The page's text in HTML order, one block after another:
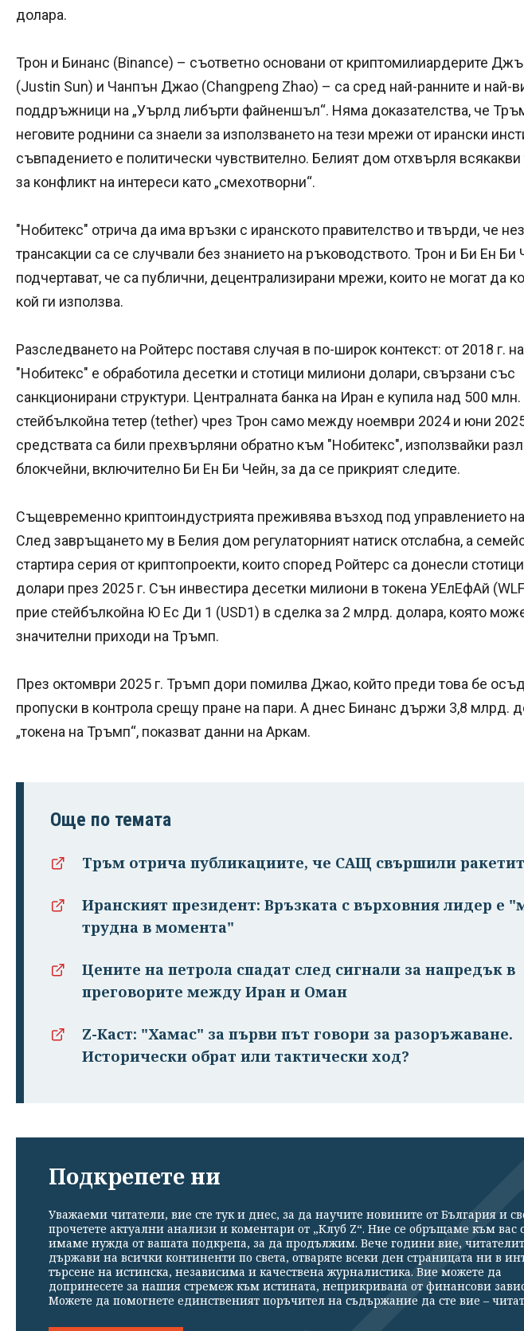
долара.
Трон и Бинанс (Binance) – съответно основани от криптомилиардерите
(Justin Sun) и Чанпън Джао (Changpeng Zhao) – са сред най-ранните и най-
поддръжници на „Уърлд либърти файненшъл“. Няма доказателства, че
неговите роднини са знаели за използването на тези мрежи от ирански
съвпадението е политически чувствително. Белият дом отхвърля
за конфликт на интереси като „смехотворни“.
"Нобитекс" отрича да има връзки с иранското правителство и твърди, че
трансакции са се случвали без знанието на ръководството. Трон и Би Ен Би
подчертават, че са публични, децентрализирани мрежи, които не могат да
кой ги използва.
Разследването на Ройтерс поставя случая в по-широк контекст: от 2018 г.
"Нобитекс" е обработила десетки и стотици милиони долари, свързани със
санкционирани структури. Централната банка на Иран е купила над 500
стейбълкойна тетер (tether) чрез Трон само между ноември 2024 и юни 2025
средствата са били прехвърляни обратно към "Нобитекс", използвайки
блокчейни, включително Би Ен Би Чейн, за да се прикрият следите.
Същевременно криптоиндустрията преживява възход под управлението
След завръщането му в Белия дом регулаторният натиск отслабна, а
стартира серия от криптопроекти, които според Ройтерс са донесли
долари през 2025 г. Сън инвестира десетки милиони в токена УЕлЕфАй
прие стейбълкойна Ю Ес Ди 1 (USD1) в сделка за 2 млрд. долара, която
значителни приходи на Тръмп.
През октомври 2025 г. Тръмп дори помилва Джао, който преди това бе
пропуски в контрола срещу пране на пари. А днес Бинанс държи 3,8 млрд.
„токена на Тръмп“, показват данни на Аркам.
Още по темата
Тръм отрича публикациите, че САЩ свършили
Иранският президент: Връзката с върховния лидер е
трудна в момента"
Цените на петрола спадат след сигнали за напредък в
преговорите между Иран и Оман
Z-Каст: "Хамас" за първи път говори за разоръжаване.
Исторически обрат или тактически ход?
Подкрепете ни
Уважаеми читатели, вие сте тук и днес, за да научите новините от България и
прочетете актуални анализи и коментари от „Клуб Z“. Ние се обръщаме към вас
имаме нужда от вашата подкрепа, за да продължим. Вече години вие,
държави на всички континенти по света, отваряте всеки ден страницата ни в
търсене на истинска, независима и качествена журналистика. Вие можете да
допринесете за нашия стремеж към истината, неприкривана от финансови
Можете да помогнете единственият поръчител на съдържание да сте вие –